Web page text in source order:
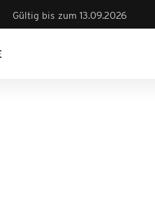
Gültig bis zum 13.09.2026